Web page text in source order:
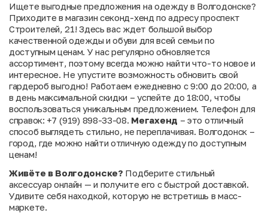
Ищете выгодные предложения на одежду в Волгодонске?
Приходите в магазин секонд-хенд по адресу проспект
Строителей, 21! Здесь вас ждет большой выбор
качественной одежды и обуви для всей семьи по
доступным ценам. У нас регулярно обновляется
ассортимент, поэтому всегда можно найти что-то новое и
интересное. Не упустите возможность обновить свой
гардероб выгодно! Работаем ежедневно с 9:00 до 20:00, а
в день максимальной скидки – успейте до 18:00, чтобы
воспользоваться уникальным предложением. Телефон для
справок: +7 (919) 898-33-08. Мегахенд – это отличный
способ выглядеть стильно, не переплачивая. Волгодонск –
город, где можно найти отличную одежду по доступным
ценам!
Живёте в Волгодонске? Подберите стильный
аксессуар онлайн — и получите его с быстрой доставкой.
Удивите себя находкой, которую не встретишь в масс-
маркете.